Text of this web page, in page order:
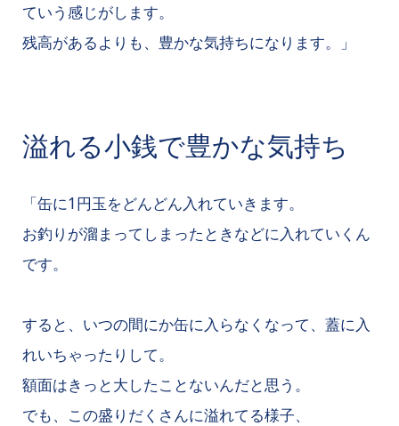
ていう感じがします。
残高があるよりも、豊かな気持ちになります。」
溢れる小銭で豊かな気持ち
「缶に1円玉をどんどん入れていきます。
お釣りが溜まってしまったときなどに入れていくん
です。
すると、いつの間にか缶に入らなくなって、蓋に入
れいちゃったりして。
額面はきっと大したことないんだと思う。
でも、この盛りだくさんに溢れてる様子、